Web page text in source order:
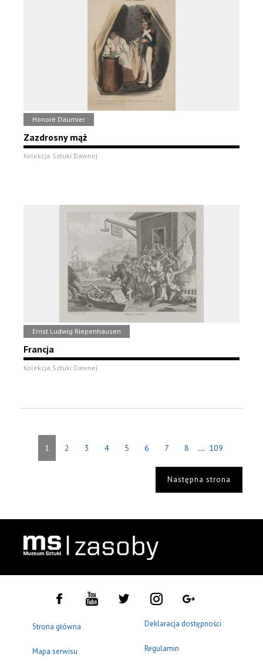
Honoré Daumier
Zazdrosny mąż
Kolekcja Sztuki Dawnej
Ernst Ludwig Riepenhausen
Francja
Kolekcja Sztuki Dawnej
1 2 3 4 5 6 7 8 ... 109
Następna strona
Strona główna
Mapa serwisu
Deklaracja dostępności
Regulamin